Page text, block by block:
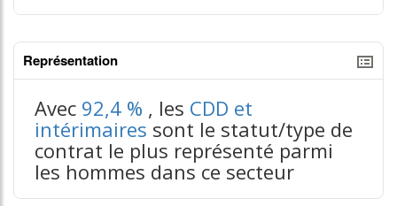
Représentation
Avec 92,4 % , les CDD et
intérimaires sont le statut/type de
contrat le plus représenté parmi
les hommes dans ce secteur